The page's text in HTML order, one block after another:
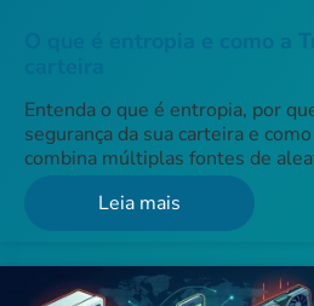
O que é entropia e como a
Entenda o que é entropia, por
segurança da sua carteira e
combina múltiplas fontes de
Leia mais